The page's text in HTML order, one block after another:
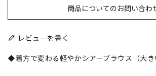
商品についてのお問い合わ
レビューを書く
◆着方で変わる軽やかシアーブラウス（大